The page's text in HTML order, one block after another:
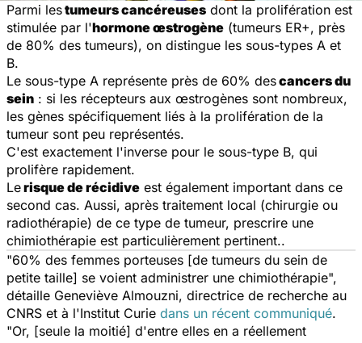
Parmi lestumeurs cancéreuses dont la prolifération est
stimulée par l'hormone œstrogène (tumeurs ER+, près
de 80% des tumeurs), on distingue les sous-types A et
B.
Le sous-type A représente près de 60% descancers du
sein : si les récepteurs aux œstrogènes sont nombreux,
les gènes spécifiquement liés à la prolifération de la
tumeur sont peu représentés.
C'est exactement l'inverse pour le sous-type B, qui
prolifère rapidement.
Lerisque de récidive est également important dans ce
second cas. Aussi, après traitement local (chirurgie ou
radiothérapie) de ce type de tumeur, prescrire une
chimiothérapie est particulièrement pertinent..
"60% des femmes porteuses [de tumeurs du sein de
petite taille] se voient administrer une chimiothérapie",
détaille Geneviève Almouzni, directrice de recherche au
CNRS et à l'Institut Curie dans un récent communiqué.
"Or, [seule la moitié] d'entre elles en a réellement